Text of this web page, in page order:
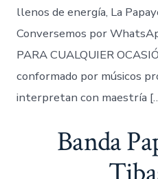
llenos de energía, La
Conversemos por
PARA CUALQUIER
conformado por músicos
interpretan con maestría
Banda